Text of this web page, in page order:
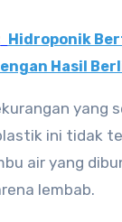
Hidroponik
Hasil
yang
ini tidak
air yang
lembab.